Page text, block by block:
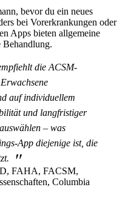
bevor du ein neues
bei Vorerkrankungen oder
Apps bieten allgemeine
Behandlung.
die ACSM-
auf individuellem
und langfristiger
– was
App diejenige ist, die
"
FAHA, FACSM,
Columbia